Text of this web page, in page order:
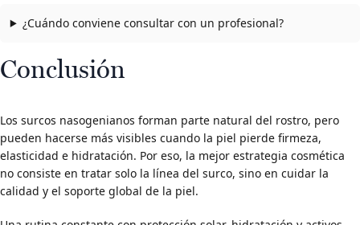
¿Cuándo conviene consultar con un profesional?
Conclusión
Los surcos nasogenianos forman parte natural del rostro, pero
pueden hacerse más visibles cuando la piel pierde firmeza,
elasticidad e hidratación. Por eso, la mejor estrategia cosmética
no consiste en tratar solo la línea del surco, sino en cuidar la
calidad y el soporte global de la piel.